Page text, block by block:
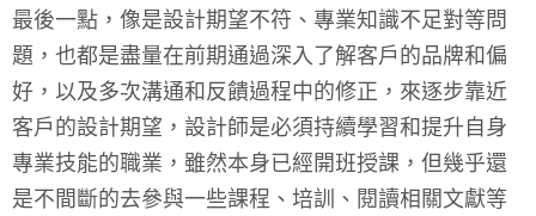
最後一點，像是設計期望不符、專業知識不足對等問
題，也都是盡量在前期通過深入了解客戶的品牌和偏
好，以及多次溝通和反饋過程中的修正，來逐步靠近
客戶的設計期望，設計師是必須持續學習和提升自身
專業技能的職業，雖然本身已經開班授課，但幾乎還
是不間斷的去參與一些課程、培訓、閱讀相關文獻等